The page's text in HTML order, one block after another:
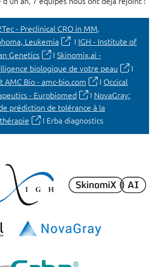
- Preclinical CRO in MM,
Leukemia
I IGH - Institute of
Genetics
I Skinomix.ai -
biologique de votre peau
I
AMC Bio - amc-bio.com
I Occical
- Eurobiomed
I NovaGray:
prédiction de tolérance à la
I Erba diagnostics